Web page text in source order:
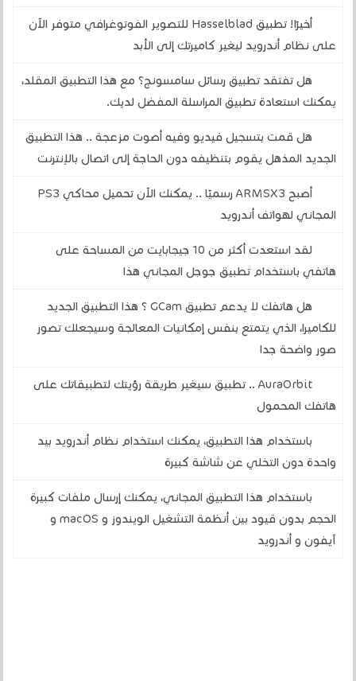
أخيرًا! تطبيق Hasselblad للتصوير الفوتوغرافي متوفر الآن
على نظام أندرويد ليغير كاميرتك إلى الأبد
هل تفتقد تطبيق رسائل سامسونج؟ مع هذا التطبيق المقلد،
يمكنك استعادة تطبيق المراسلة المفضل لديك.
هل قمت بتسجيل فيديو وفيه أصوت مزعجة .. هذا التطبيق
الجديد المذهل يقوم بتنظيفه دون الحاجة إلى اتصال بالإنترنت
أصبح ARMSX3 رسميًا .. يمكنك الآن تحميل محاكي PS3
المجاني لهواتف أندرويد
لقد استعدت أكثر من 10 جيجابايت من المساحة على
هاتفي باستخدام تطبيق جوجل المجاني هذا
هل هاتفك لا يدعم تطبيق GCam ؟ هذا التطبيق الجديد
للكاميرا، الذي يتمتع بنفس إمكانيات المعالجة وسيجعلك تصور
صور واضحة جدا
AuraOrbit .. تطبيق سيغير طريقة رؤيتك لتطبيقاتك على
هاتفك المحمول
باستخدام هذا التطبيق، يمكنك استخدام نظام أندرويد بيد
واحدة دون التخلي عن شاشة كبيرة
باستخدام هذا التطبيق المجاني، يمكنك إرسال ملفات كبيرة
الحجم بدون قيود بين أنظمة التشغيل الويندوز و macOS و
آيفون و أندرويد